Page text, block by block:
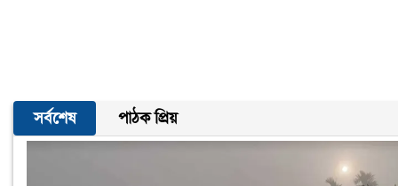
সর্বশেষ পাঠক প্রিয়